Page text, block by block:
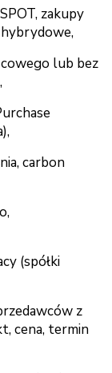
zakupy
lub bez
carbon
(spółki
z
cena, termin